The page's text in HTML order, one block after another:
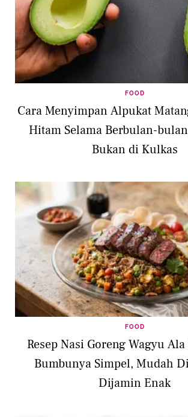
FOOD
Cara Menyimpan Alpukat
Hitam Selama Berbulan-
Bukan di Kulkas
FOOD
Resep Nasi Goreng Wagyu
Bumbunya Simpel, Mudah
Dijamin Enak